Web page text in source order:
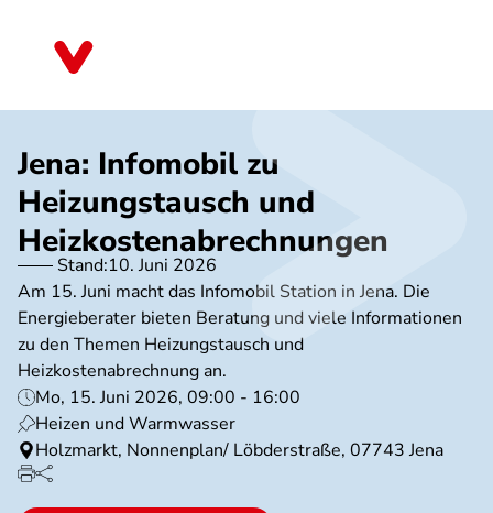
Jena: Infomobil zu
Heizungstausch und
Heizkostenabrechnungen
Stand:10. Juni 2026
Am 15. Juni macht das Infomobil Station in Jena. Die
Energieberater bieten Beratung und viele Informationen
zu den Themen Heizungstausch und
Heizkostenabrechnung an.
Mo, 15. Juni 2026, 09:00 - 16:00
Heizen und Warmwasser
Holzmarkt, Nonnenplan/ Löbderstraße, 07743 Jena